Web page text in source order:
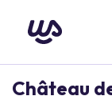
Château